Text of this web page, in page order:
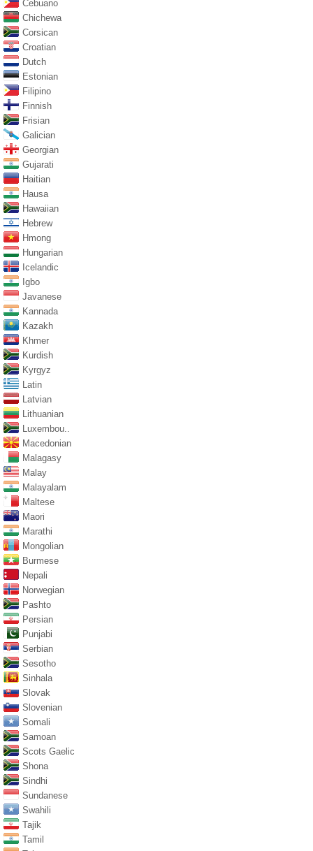
Cebuano
Chichewa
Corsican
Croatian
Dutch
Estonian
Filipino
Finnish
Frisian
Galician
Georgian
Gujarati
Haitian
Hausa
Hawaiian
Hebrew
Hmong
Hungarian
Icelandic
Igbo
Javanese
Kannada
Kazakh
Khmer
Kurdish
Kyrgyz
Latin
Latvian
Lithuanian
Luxembou..
Macedonian
Malagasy
Malay
Malayalam
Maltese
Maori
Marathi
Mongolian
Burmese
Nepali
Norwegian
Pashto
Persian
Punjabi
Serbian
Sesotho
Sinhala
Slovak
Slovenian
Somali
Samoan
Scots Gaelic
Shona
Sindhi
Sundanese
Swahili
Tajik
Tamil